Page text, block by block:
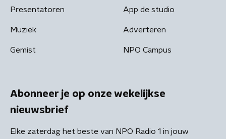
Presentatoren
Muziek
Gemist
App de studio
Adverteren
NPO Campus
Abonneer je op onze wekelijkse
nieuwsbrief
Elke zaterdag het beste van NPO Radio 1 in jouw